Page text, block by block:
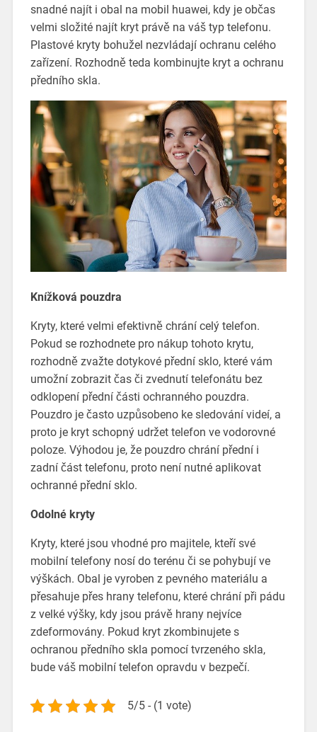
snadné najít i obal na mobil huawei,kdy je občas
velmi složité najít kryt právě na váš typ telefonu.
Plastové kryty bohužel nezvládají ochranu celého
zařízení. Rozhodně teda kombinujte kryt a ochranu
předního skla.
Knížková pouzdra
Kryty, které velmi efektivně chrání celý telefon.
Pokud se rozhodnete pro nákup tohoto krytu,
rozhodně zvažte dotykové přední sklo, které vám
umožní zobrazit čas či zvednutí telefonátu bez
odklopení přední části ochranného pouzdra.
Pouzdro je často uzpůsobeno ke sledování videí, a
proto je kryt schopný udržet telefon ve vodorovné
poloze. Výhodou je, že pouzdro chrání přední i
zadní část telefonu, proto není nutné aplikovat
ochranné přední sklo.
Odolné kryty
Kryty, které jsou vhodné pro majitele, kteří své
mobilní telefony nosí do terénu či se pohybují ve
výškách. Obal je vyroben z pevného materiálu a
přesahuje přes hrany telefonu, které chrání při pádu
z velké výšky, kdy jsou právě hrany nejvíce
zdeformovány. Pokud kryt zkombinujete s
ochranou předního skla pomocí tvrzeného skla,
bude váš mobilní telefon opravdu v bezpečí.
5/5 - (1 vote)